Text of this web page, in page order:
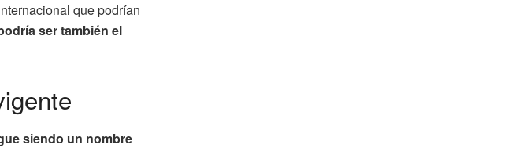
que podrían
ser también el
siendo un nombre